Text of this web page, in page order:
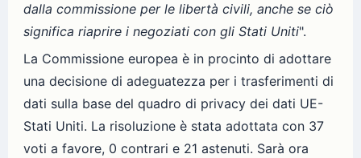
dalla commissione per le libertà civili, anche se ciò
significa riaprire i negoziati con gli Stati Uniti".
La Commissione europea è in procinto di adottare
una decisione di adeguatezza per i trasferimenti di
dati sulla base del quadro di privacy dei dati UE-
Stati Uniti. La risoluzione è stata adottata con 37
voti a favore, 0 contrari e 21 astenuti. Sarà ora